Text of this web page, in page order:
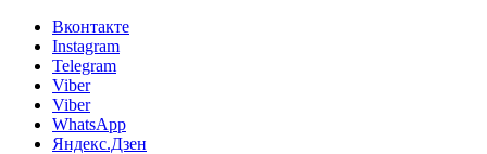
Вконтакте
Instagram
Telegram
Viber
Viber
WhatsApp
Яндекс.Дзен